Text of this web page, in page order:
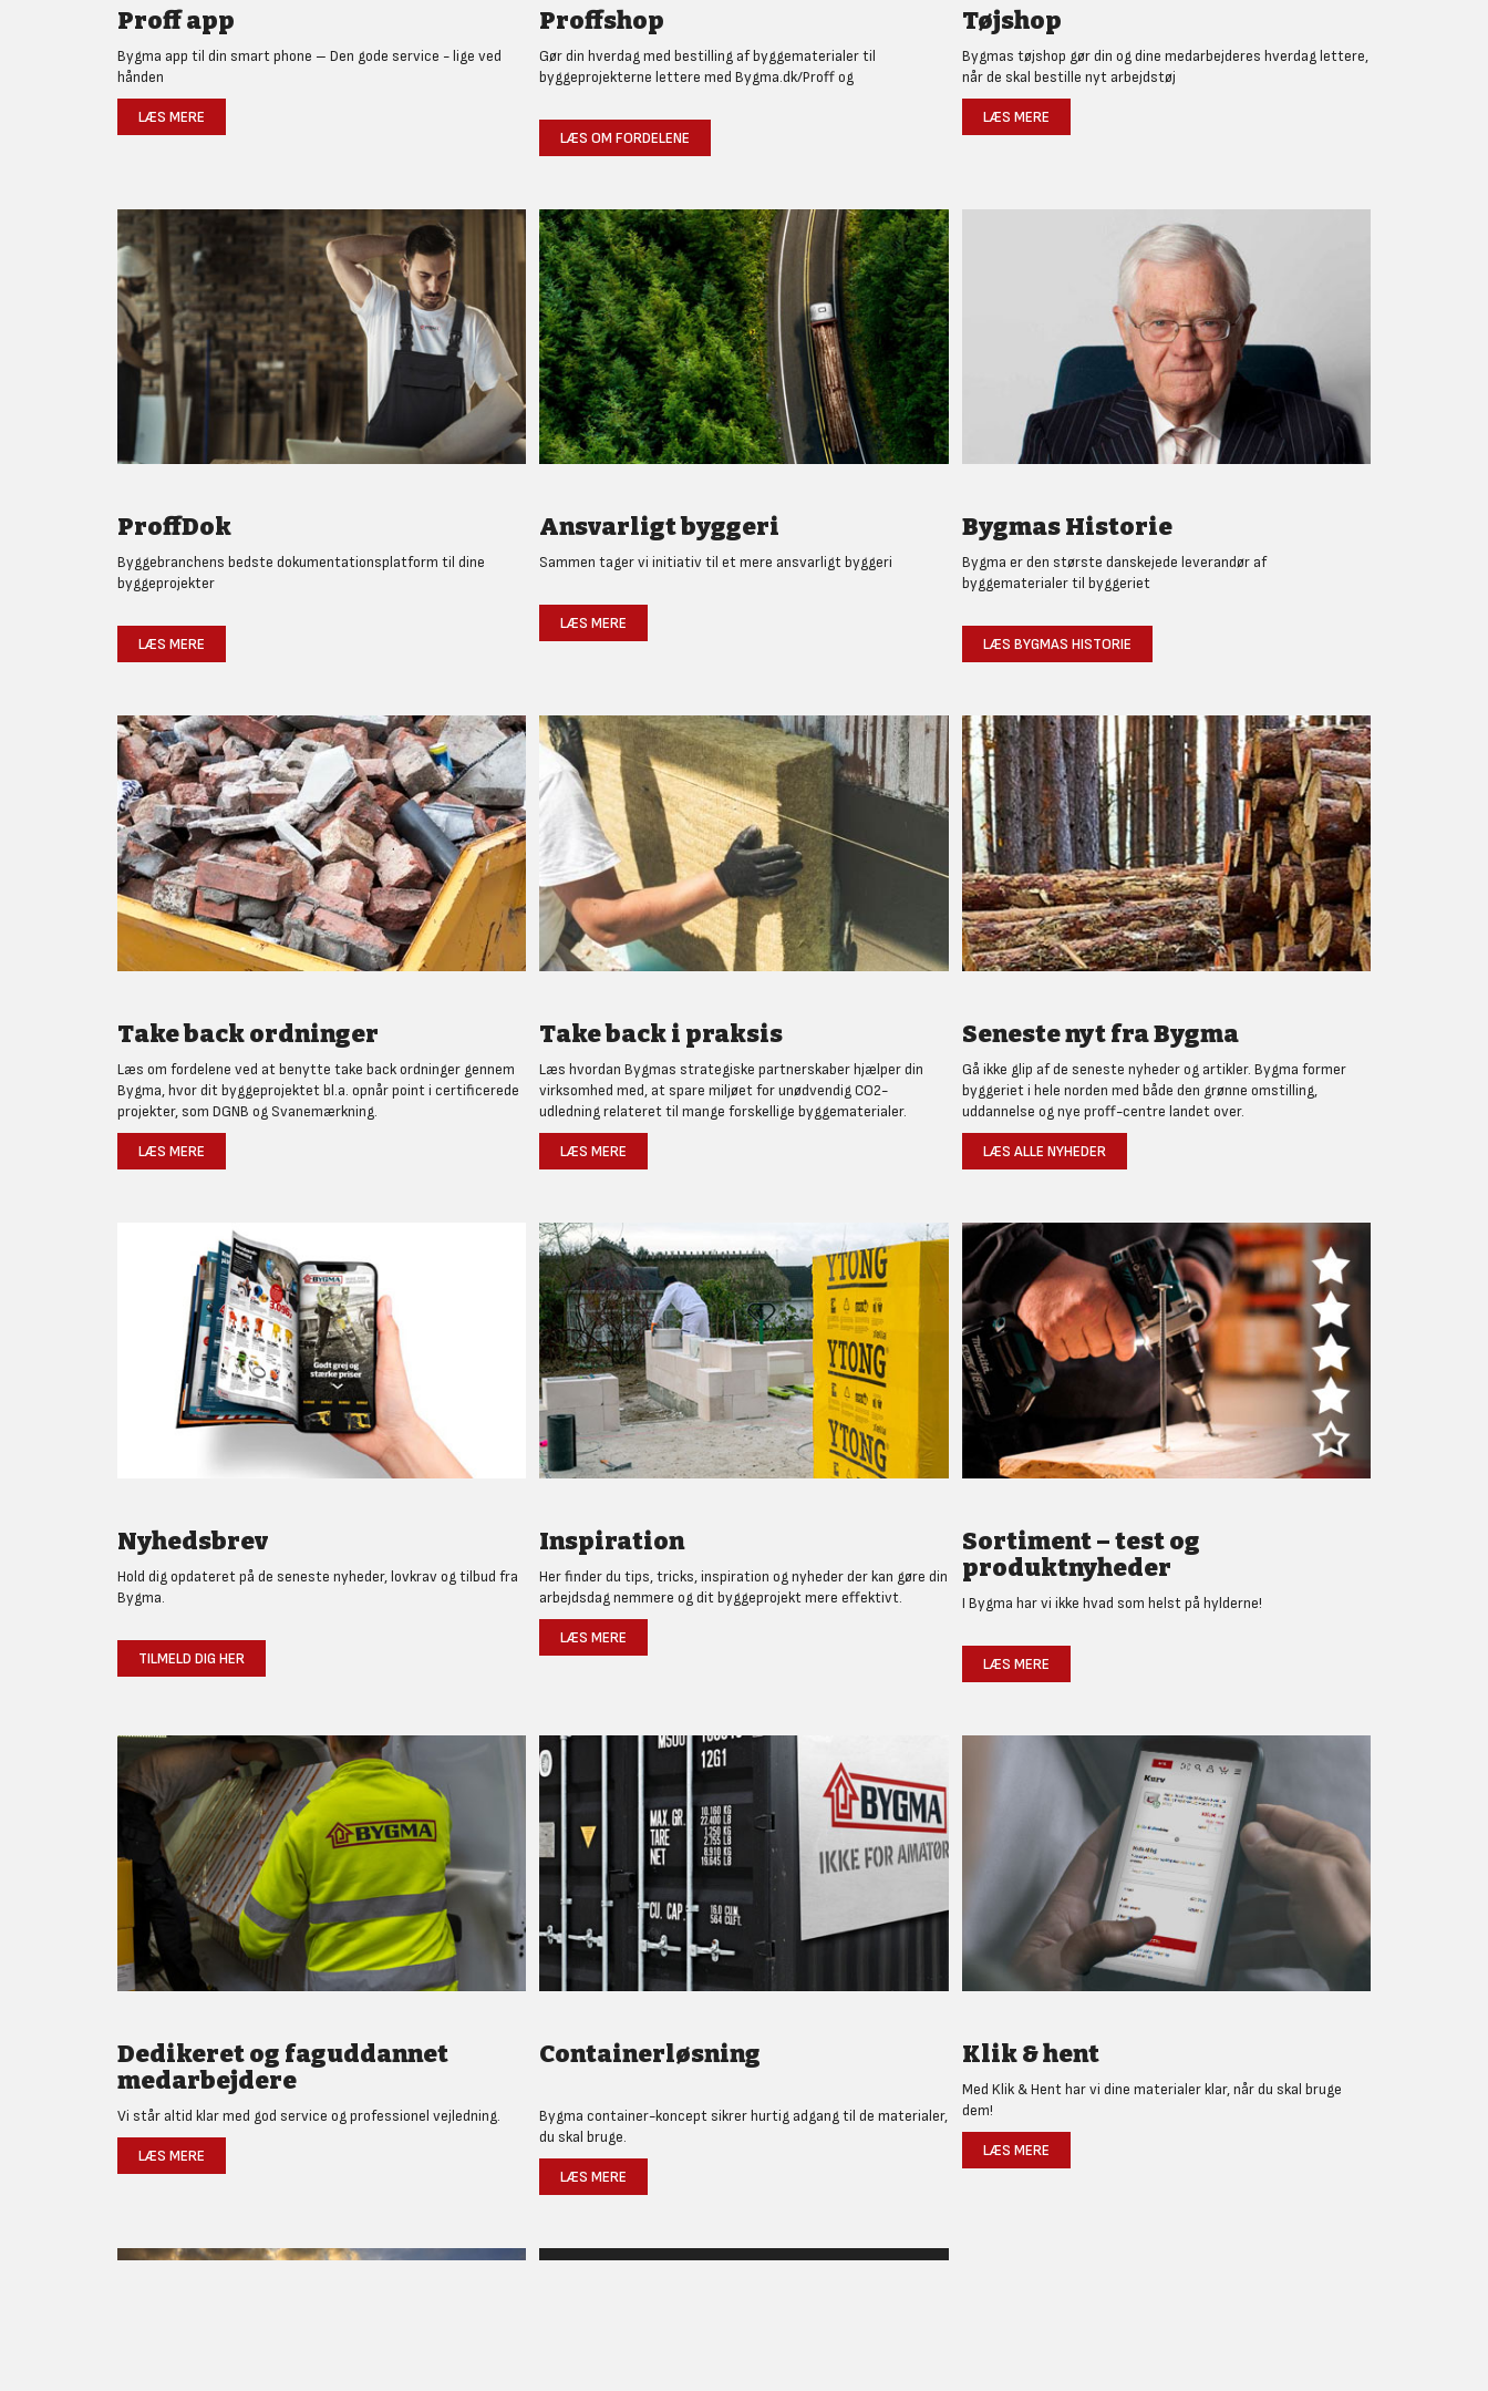
Proff app
Bygma app til din smart phone – Den gode service - lige ved
hånden
LÆS MERE
Proffshop
Gør din hverdag med bestilling af byggematerialer til
byggeprojekterne lettere med Bygma.dk/Proff og
LÆS OM FORDELENE
Tøjshop
Bygmas tøjshop gør din og dine medarbejderes hverdag lettere,
når de skal bestille nyt arbejdstøj
LÆS MERE
ProffDok
Byggebranchens bedste dokumentationsplatform til dine
byggeprojekter
LÆS MERE
Ansvarligt byggeri
Sammen tager vi initiativ til et mere ansvarligt byggeri
LÆS MERE
Bygmas Historie
Bygma er den største danskejede leverandør af
byggematerialer til byggeriet
LÆS BYGMAS HISTORIE
Take back ordninger
Læs om fordelene ved at benytte take back ordninger gennem
Bygma, hvor dit byggeprojektet bl.a. opnår point i certificerede
projekter, som DGNB og Svanemærkning.
LÆS MERE
Take back i praksis
Læs hvordan Bygmas strategiske partnerskaber hjælper din
virksomhed med, at spare miljøet for unødvendig CO2-
udledning relateret til mange forskellige byggematerialer.
LÆS MERE
Seneste nyt fra Bygma
Gå ikke glip af de seneste nyheder og artikler. Bygma former
byggeriet i hele norden med både den grønne omstilling,
uddannelse og nye proff-centre landet over.
LÆS ALLE NYHEDER
Nyhedsbrev
Hold dig opdateret på de seneste nyheder, lovkrav og tilbud fra
Bygma.
TILMELD DIG HER
Inspiration
Her finder du tips, tricks, inspiration og nyheder der kan gøre din
arbejdsdag nemmere og dit byggeprojekt mere effektivt.
LÆS MERE
Sortiment – test og
produktnyheder
I Bygma har vi ikke hvad som helst på hylderne!
LÆS MERE
Dedikeret og faguddannet
medarbejdere
Vi står altid klar med god service og professionel vejledning.
LÆS MERE
Containerløsning
Bygma container-koncept sikrer hurtig adgang til de materialer,
du skal bruge.
LÆS MERE
Klik & hent
Med Klik & Hent har vi dine materialer klar, når du skal bruge
dem!
LÆS MERE